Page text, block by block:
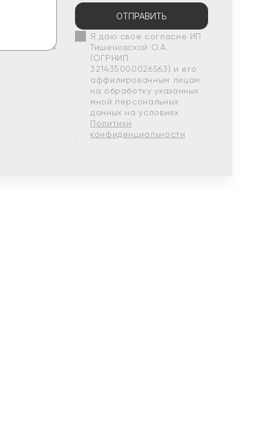
ОТПРАВИТЬ
Я даю свое согласие ИП
Тишеновской О.А.
(ОГРНИП
321435000026563) и его
аффилированным лицам
на обработку указанных
мной персональных
данных на условиях
Политики
конфиденциальности